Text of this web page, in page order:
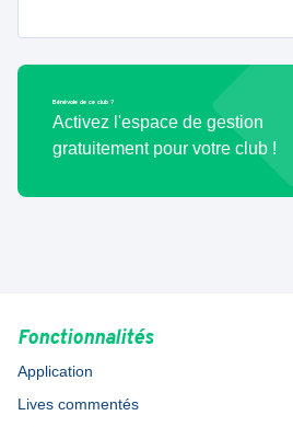
Bénévole de ce club ?
Activez l'espace de gestion
gratuitement pour votre club !
Fonctionnalités
Application
Lives commentés